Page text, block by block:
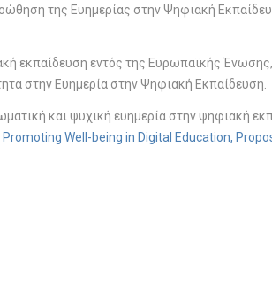
της Ευημερίας στην Ψηφιακή
εκπαίδευση εντός της Ευρωπαϊκής Ένωσης,
στην Ευημερία στην Ψηφιακή Εκπαίδευση.
και ψυχική ευημερία στην ψηφιακή
Well-being in Digital Education,